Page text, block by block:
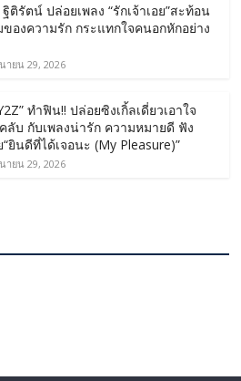
ติรัตน์ ปล่อยเพลง “รักเจ้าเอย”สะท้อน
องความรัก กระแทกใจคนอกหักอย่าง
ายน 29, 2026
ทำฟิน!! ปล่อยซิงเกิ้ลเดี่ยวเอาใจ
ลับ กับเพลงน่ารัก ความหมายดี ฟัง
ยินดีที่ได้เจอนะ (My Pleasure)”
ายน 29, 2026